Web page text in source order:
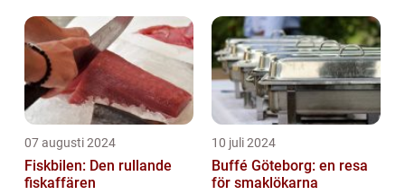
07 augusti 2024
Fiskbilen: Den rullande
fiskaffären
10 juli 2024
Buffé Göteborg: en resa
för smaklökarna